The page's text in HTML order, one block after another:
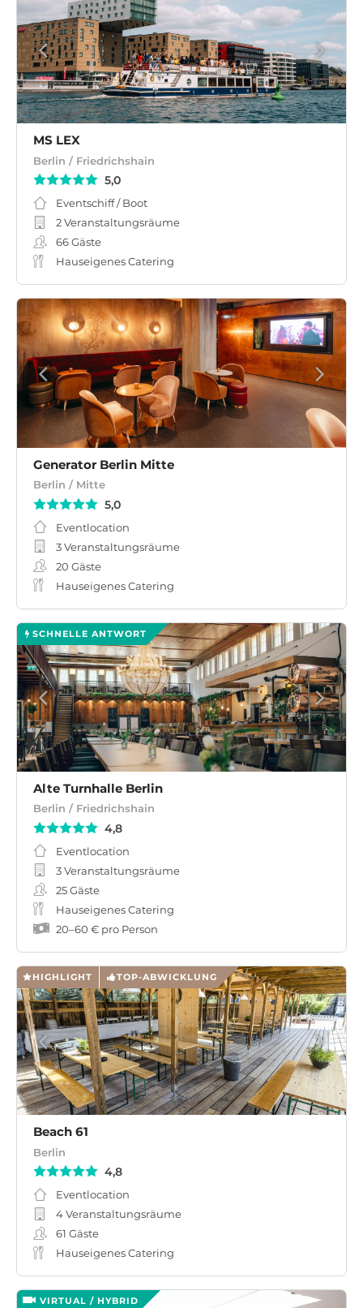
MS LEX
Berlin / Friedrichshain
5,0
Eventschiff / Boot
2 Veranstaltungsräume
66Gäste
Hauseigenes Catering
Generator Berlin Mitte
Berlin / Mitte
5,0
Eventlocation
3 Veranstaltungsräume
20 Gäste
Hauseigenes Catering
SCHNELLE ANTWORT
Alte Turnhalle Berlin
Berlin / Friedrichshain
4,8
Eventlocation
3 Veranstaltungsräume
25Gäste
Hauseigenes Catering
20–60 € pro Person
HIGHLIGHT TOP-ABWICKLUNG
Beach 61
Berlin
4,8
Eventlocation
4 Veranstaltungsräume
61 Gäste
Hauseigenes Catering
VIRTUAL / HYBRID